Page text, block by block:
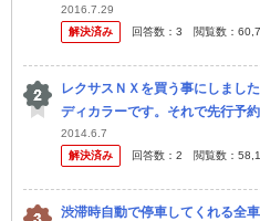
色々付けて、後はマルチテレイ
け...
2016.7.29
解決済み
回答数： 3 閲覧数：
レクサスＮＸを買う事にしまし
ディカラーです。それで先行予
三眼ライトについては別途質問
上に...
2014.6.7
解決済み
回答数： 2 閲覧数：
渋滞時自動で停車してくれる全